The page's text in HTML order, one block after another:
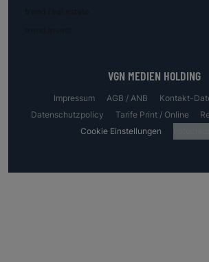
VGN MEDIEN HOLDING
Impressum AGB / ANB
Kontakt-
Datenschutzpolicy
Tarife Print / Online
Cookie Einstellungen